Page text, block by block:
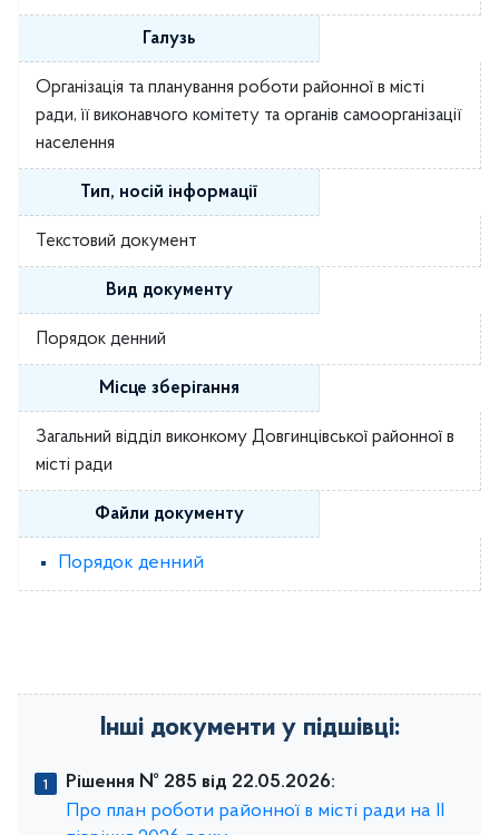
Галузь
Організація та планування роботи районної в місті
ради, її виконавчого комітету та органів самоорганізації
населення
Тип, носій інформації
Текстовий документ
Вид документу
Порядок денний
Місце зберігання
Загальний відділ виконкому Довгинцівської районної в
місті ради
Файли документу
Порядок денний
Інші документи у підшівці:
Рішення № 285 від 22.05.2026:
Про план роботи районної в місті ради на ІІ